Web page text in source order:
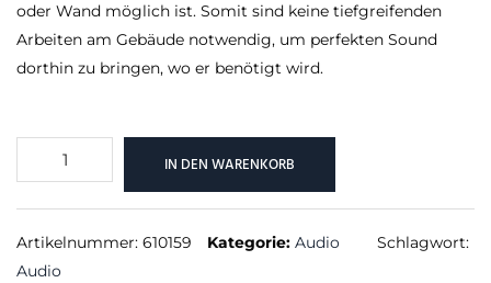
oder Wand möglich ist. Somit sind keine tiefgreifenden
Arbeiten am Gebäude notwendig, um perfekten Sound
dorthin zu bringen, wo er benötigt wird.
Aufbaubox
für
10"
Install
Speaker
IN DEN WARENKORB
Artikelnummer: 610159 Kategorie: Audio
Schlagwort:
Audio